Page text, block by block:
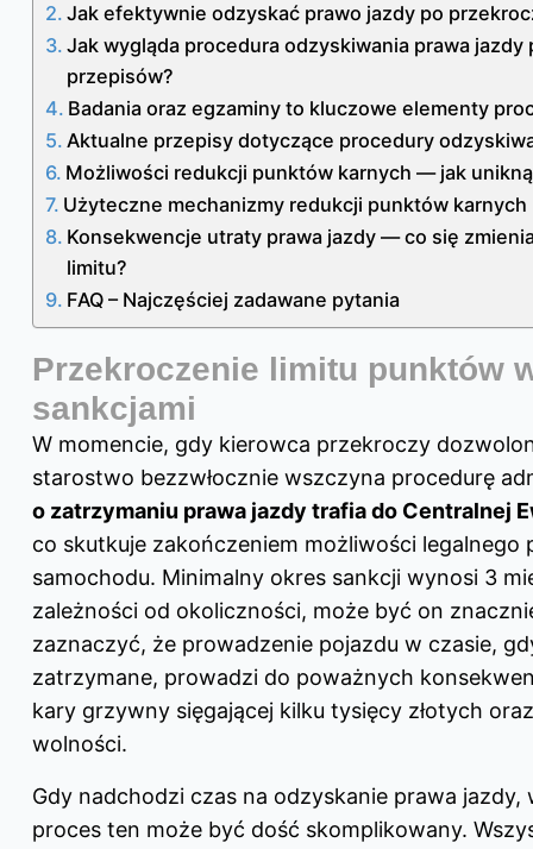
Jak efektywnie odzyskać prawo jazdy po
Jak wygląda procedura odzyskiwania prawa jazdy
przepisów?
Badania oraz egzaminy to kluczowe elementy
Aktualne przepisy dotyczące procedury
Możliwości redukcji punktów karnych — jak
Użyteczne mechanizmy redukcji punktów karnych
Konsekwencje utraty prawa jazdy — co się
limitu?
FAQ – Najczęściej zadawane pytania
Przekroczenie limitu punktów
sankcjami
W momencie, gdy kierowca przekroczy
starostwo bezzwłocznie wszczyna procedurę
o zatrzymaniu prawa jazdy trafia do Centralnej
co skutkuje zakończeniem możliwości legalnego
samochodu. Minimalny okres sankcji wynosi 3
zależności od okoliczności, może być on
zaznaczyć, że prowadzenie pojazdu w czasie,
zatrzymane, prowadzi do poważnych
kary grzywny sięgającej kilku tysięcy złotych
wolności.
Gdy nadchodzi czas na odzyskanie prawa
proces ten może być dość skomplikowany.